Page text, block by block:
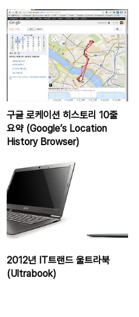
구글 로케이션 히스토리 10줄
요약 (Google’s Location
History Browser)
2012년 IT트랜드 울트라북
(Ultrabook)